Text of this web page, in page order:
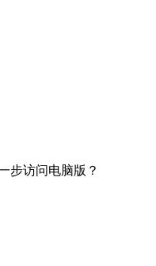
步访问电脑版？